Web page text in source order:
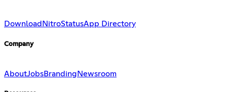
Download NitroStatusApp Directory
Company
AboutJobsBranding Newsroom